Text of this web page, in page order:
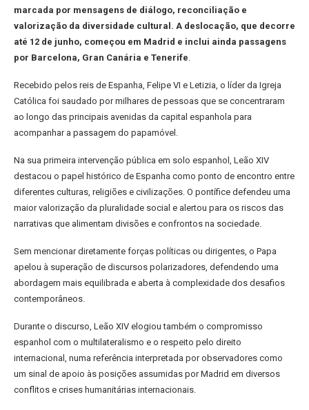
marcada por mensagens de diálogo, reconciliação e
valorização da diversidade cultural. A deslocação, que decorre
até 12 de junho, começou em Madrid e inclui ainda passagens
por Barcelona, Gran Canária e Tenerife.
Recebido pelos reis de Espanha, Felipe VI e Letizia, o líder da Igreja
Católica foi saudado por milhares de pessoas que se concentraram
ao longo das principais avenidas da capital espanhola para
acompanhar a passagem do papamóvel.
Na sua primeira intervenção pública em solo espanhol, Leão XIV
destacou o papel histórico de Espanha como ponto de encontro entre
diferentes culturas, religiões e civilizações. O pontífice defendeu uma
maior valorização da pluralidade social e alertou para os riscos das
narrativas que alimentam divisões e confrontos na sociedade.
Sem mencionar diretamente forças políticas ou dirigentes, o Papa
apelou à superação de discursos polarizadores, defendendo uma
abordagem mais equilibrada e aberta à complexidade dos desafios
contemporâneos.
Durante o discurso, Leão XIV elogiou também o compromisso
espanhol com o multilateralismo e o respeito pelo direito
internacional, numa referência interpretada por observadores como
um sinal de apoio às posições assumidas por Madrid em diversos
conflitos e crises humanitárias internacionais.